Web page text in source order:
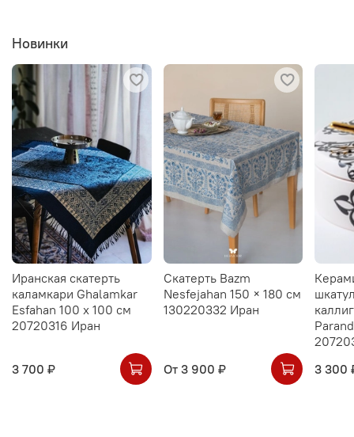
Новинки
Иранская скатерть
каламкари Ghalamkar
Esfahan 100 х 100 см
20720316 Иран
3 700 ₽
Скатерть Bazm
Nesfejahan 150 × 180 см
130220332 Иран
От 3 900 ₽
3 300